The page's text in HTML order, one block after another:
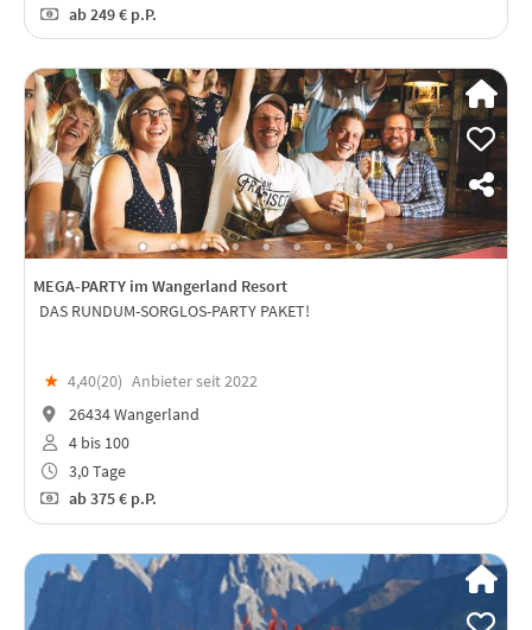
ab249 € p.P.
MEGA-PARTY im Wangerland Resort
DAS RUNDUM-SORGLOS-PARTY PAKET!
★ 4,40(20) Anbieter seit 2022
26434 Wangerland
4 bis 100
3,0 Tage
ab375 € p.P.